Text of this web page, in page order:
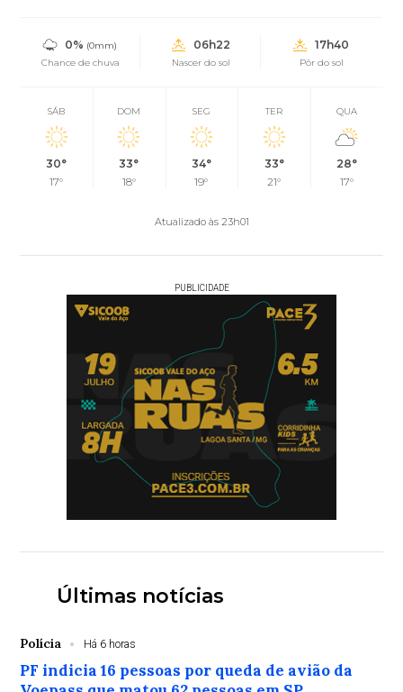
0% (0mm)
Chance de chuva
06h22
Nascer do sol
17h40
Pôr do sol
SÁB
30°
17°
DOM
33°
18°
SEG
34°
19°
TER
33°
21°
QUA
28°
17°
Atualizado às 23h01
PUBLICIDADE
Últimas notícias
Polícia Há 6 horas
PF indicia 16 pessoas por queda de avião da